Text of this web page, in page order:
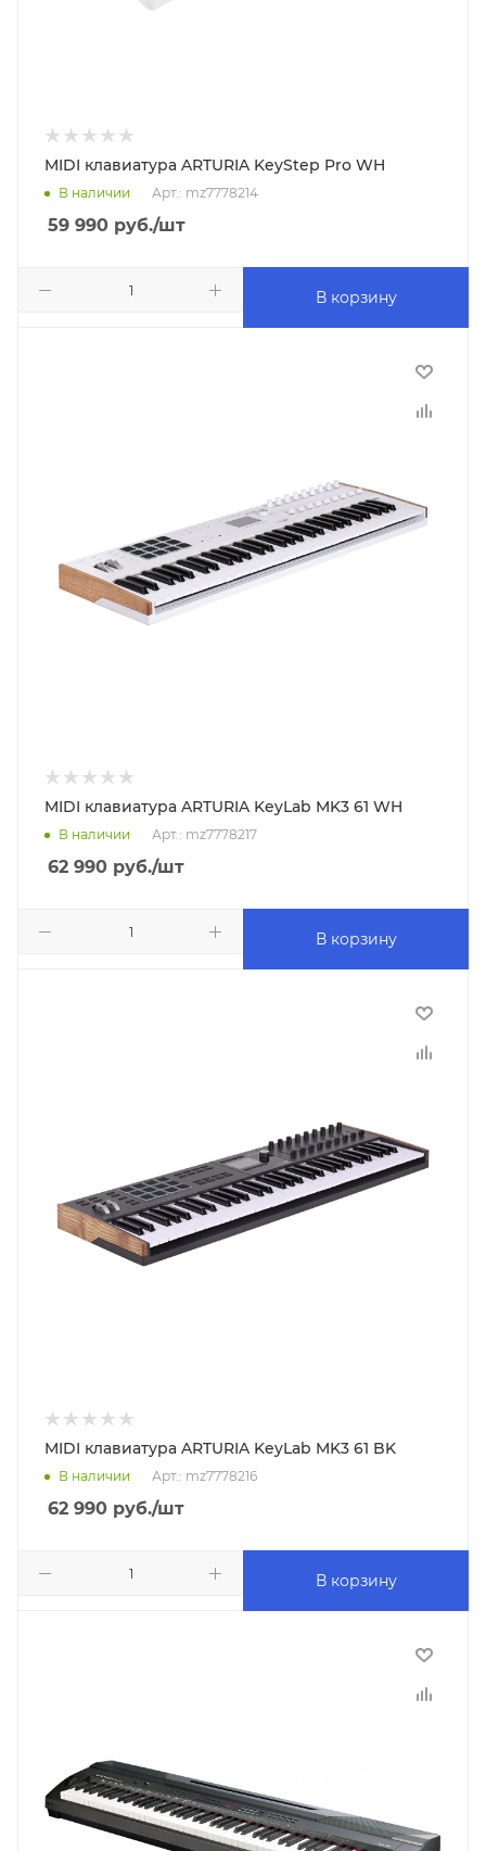
MIDI клавиатура ARTURIA KeyStep Pro WH
В наличии Арт.: mz7778214
59 990 руб./шт
В корзину
MIDI клавиатура ARTURIA KeyLab MK3 61 WH
В наличии Арт.: mz7778217
62 990 руб./шт
В корзину
MIDI клавиатура ARTURIA KeyLab MK3 61 BK
В наличии Арт.: mz7778216
62 990 руб./шт
В корзину